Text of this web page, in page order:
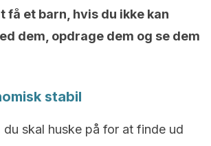
få et barn, hvis du ikke kan
dem, opdrage dem og se dem
stabil
du skal huske på for at finde ud